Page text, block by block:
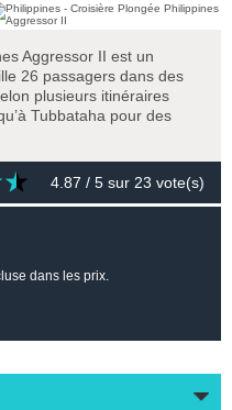
Aggressor II est un
26 passagers dans des
plusieurs itinéraires
Tubbataha pour des
4.87 / 5 sur 23 vote(s)
dans les prix.